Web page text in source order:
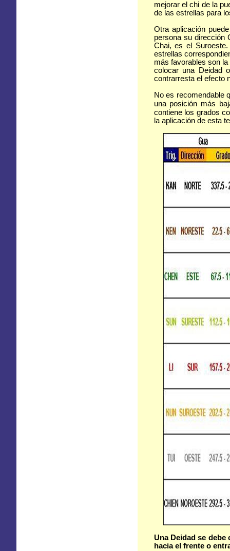
mejorar el chi de la
de las estrellas para
Otra aplicación
persona su dirección
Chai, es el
estrellas
más favorables son
colocar una Deidad
contrarresta el efecto
No es recomendable
una posición más
contiene los grados
la aplicación de esta
Una Deidad se
hacia el frente o